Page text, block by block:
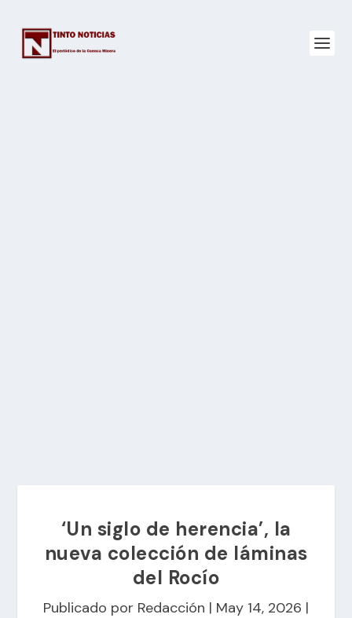
‘Un siglo de herencia’, la
nueva colección de láminas
del Rocío
Publicado por Redacción | May 14, 2026 |